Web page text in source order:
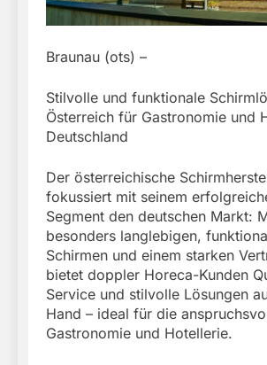
Braunau (ots) –
Stilvolle und funktionale
Österreich für Gastronomie und
Deutschland
Der österreichische
fokussiert mit seinem
Segment den deutschen Markt:
besonders langlebigen,
Schirmen und einem starken
bietet doppler Horeca-Kunden
Service und stilvolle Lösungen
Hand – ideal für die
Gastronomie und Hotellerie.